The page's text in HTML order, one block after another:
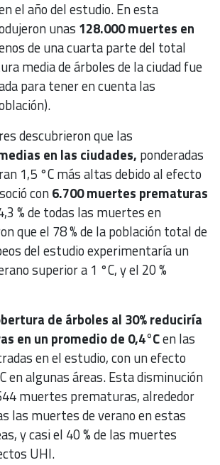
el año del estudio. En esta
unas 128.000 muertes en
de una cuarta parte del total
media de árboles de la ciudad fue
para tener en cuenta las
descubrieron que las
en las ciudades, ponderadas
1,5 °C más altas debido al efecto
con6.700 muertes prematuras
% de todas las muertes en
que el 78 % de la población total de
del estudio experimentaría un
superior a 1 °C, y el 20 %
de árboles al 30% reduciría
en un promedio de 0,4°Cen las
en el estudio, con un efecto
en algunas áreas. Esta disminución
muertes prematuras, alrededor
las muertes de verano en estas
y casi el 40 % de las muertes
UHI.